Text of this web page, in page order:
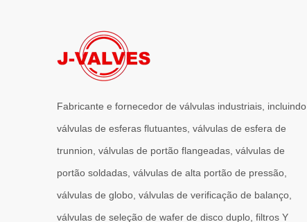
Fabricante e fornecedor de válvulas industriais, incluindo
válvulas de esferas flutuantes, válvulas de esfera de
trunnion, válvulas de portão flangeadas, válvulas de
portão soldadas, válvulas de alta portão de pressão,
válvulas de globo, válvulas de verificação de balanço,
válvulas de seleção de wafer de disco duplo, filtros Y